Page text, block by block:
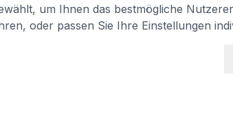
um Ihnen das bestmögliche
oder passen Sie Ihre Einstellungen